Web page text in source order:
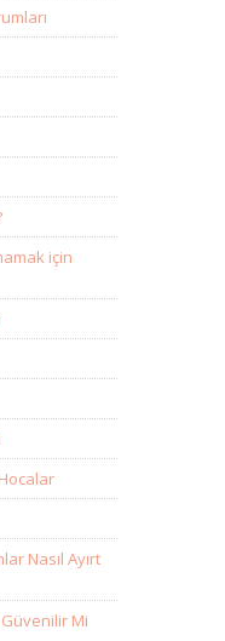
için
Nasıl Ayırt
Güvenilir Mi